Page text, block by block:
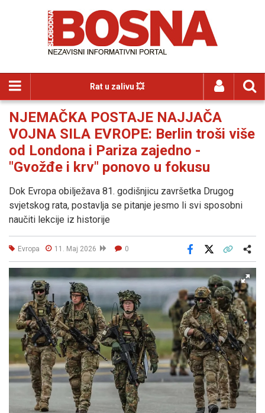
Rat u zalivu 💥
NJEMAČKA POSTAJE NAJJAČA
VOJNA SILA EVROPE: Berlin troši više
od Londona i Pariza zajedno -
"Gvožđe i krv" ponovo u fokusu
Dok Evropa obilježava 81. godišnjicu završetka Drugog
svjetskog rata, postavlja se pitanje jesmo li svi sposobni
naučiti lekcije iz historije
Evropa 11. Maj 2026 0
Facebook